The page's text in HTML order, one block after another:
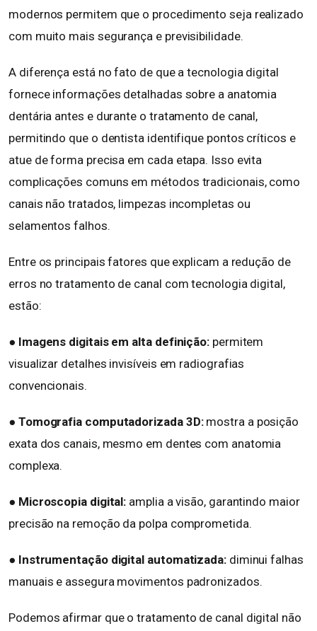
modernos permitem que o procedimento seja realizado
com muito mais segurança e previsibilidade.
A diferença está no fato de que a tecnologia digital
fornece informações detalhadas sobre a anatomia
dentária antes e durante o tratamento de canal,
permitindo que o dentista identifique pontos críticos e
atue de forma precisa em cada etapa. Isso evita
complicações comuns em métodos tradicionais, como
canais não tratados, limpezas incompletas ou
selamentos falhos.
Entre os principais fatores que explicam a redução de
erros no tratamento de canal com tecnologia digital,
estão:
● Imagens digitais em alta definição: permitem
visualizar detalhes invisíveis em radiografias
convencionais.
● Tomografia computadorizada 3D:mostra a posição
exata dos canais, mesmo em dentes com anatomia
complexa.
● Microscopia digital: amplia a visão, garantindo maior
precisão na remoção da polpa comprometida.
● Instrumentação digital automatizada:diminui falhas
manuais e assegura movimentos padronizados.
Podemos afirmar que o tratamento de canal digital não